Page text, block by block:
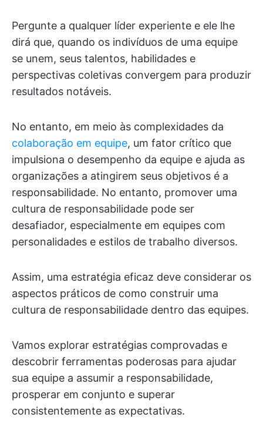
Pergunte a qualquer líder experiente e ele lhe
dirá que, quando os indivíduos de uma equipe
se unem, seus talentos, habilidades e
perspectivas coletivas convergem para produzir
resultados notáveis.
No entanto, em meio às complexidades da
colaboração em equipe, um fator crítico que
impulsiona o desempenho da equipe e ajuda as
organizações a atingirem seus objetivos é a
responsabilidade. No entanto, promover uma
cultura de responsabilidade pode ser
desafiador, especialmente em equipes com
personalidades e estilos de trabalho diversos.
Assim, uma estratégia eficaz deve considerar os
aspectos práticos de como construir uma
cultura de responsabilidade dentro das equipes.
Vamos explorar estratégias comprovadas e
descobrir ferramentas poderosas para ajudar
sua equipe a assumir a responsabilidade,
prosperar em conjunto e superar
consistentemente as expectativas.